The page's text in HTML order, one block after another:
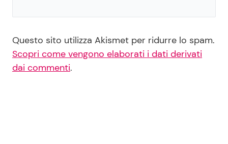
Questo sito utilizza Akismet per ridurre lo spam.
Scopri come vengono elaborati i dati derivati
dai commenti.